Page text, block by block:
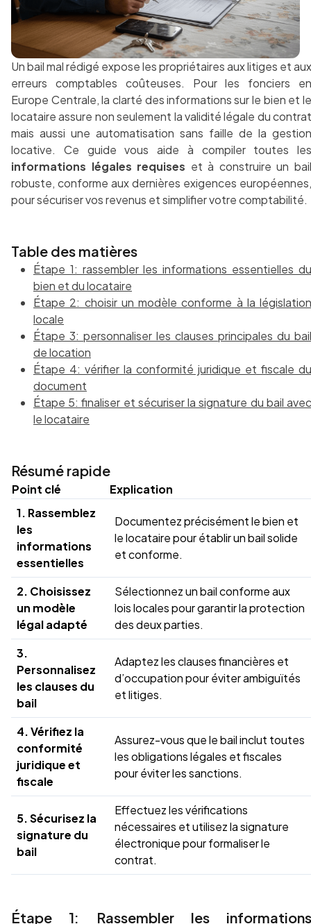
Un bail mal rédigé expose les propriétaires aux litiges et aux
erreurs comptables coûteuses. Pour les fonciers en
Europe Centrale, la clarté des informations sur le bien et le
locataire assure non seulement la validité légale du contrat
mais aussi une automatisation sans faille de la gestion
locative. Ce guide vous aide à compiler toutes les
informations légales requises et à construire un
robuste, conforme aux dernières exigences européennes,
pour sécuriser vos revenus et simplifier votre comptabilité.
Table des matières
Étape 1: rassembler les informations essentielles du
bien et du locataire
Étape 2: choisir un modèle conforme à la législation
locale
Étape 3: personnaliser les clauses principales du bail
de location
Étape 4: vérifier la conformité juridique et fiscale du
document
Étape 5: finaliser et sécuriser la signature du bail avec
le locataire
Résumé rapide
Point clé
Explication
1. Rassemblez
les
informations
essentielles
Documentez précisément le bien et
le locataire pour établir un bail solide
et conforme.
2. Choisissez
un modèle
légal adapté
Sélectionnez un bail conforme aux
lois locales pour garantir la protection
des deux parties.
3.
Personnalisez
les clauses du
bail
Adaptez les clauses financières et
d’occupation pour éviter ambiguïtés
et litiges.
4. Vérifiez la
conformité
juridique et
fiscale
Assurez-vous que le bail inclut toutes
les obligations légales et fiscales
pour éviter les sanctions.
5. Sécurisez la
signature du
bail
Effectuez les vérifications
nécessaires et utilisez la signature
électronique pour formaliser le
contrat.
Étape 1: Rassembler les informations